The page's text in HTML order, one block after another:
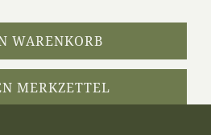
WARENKORB
MERKZETTEL